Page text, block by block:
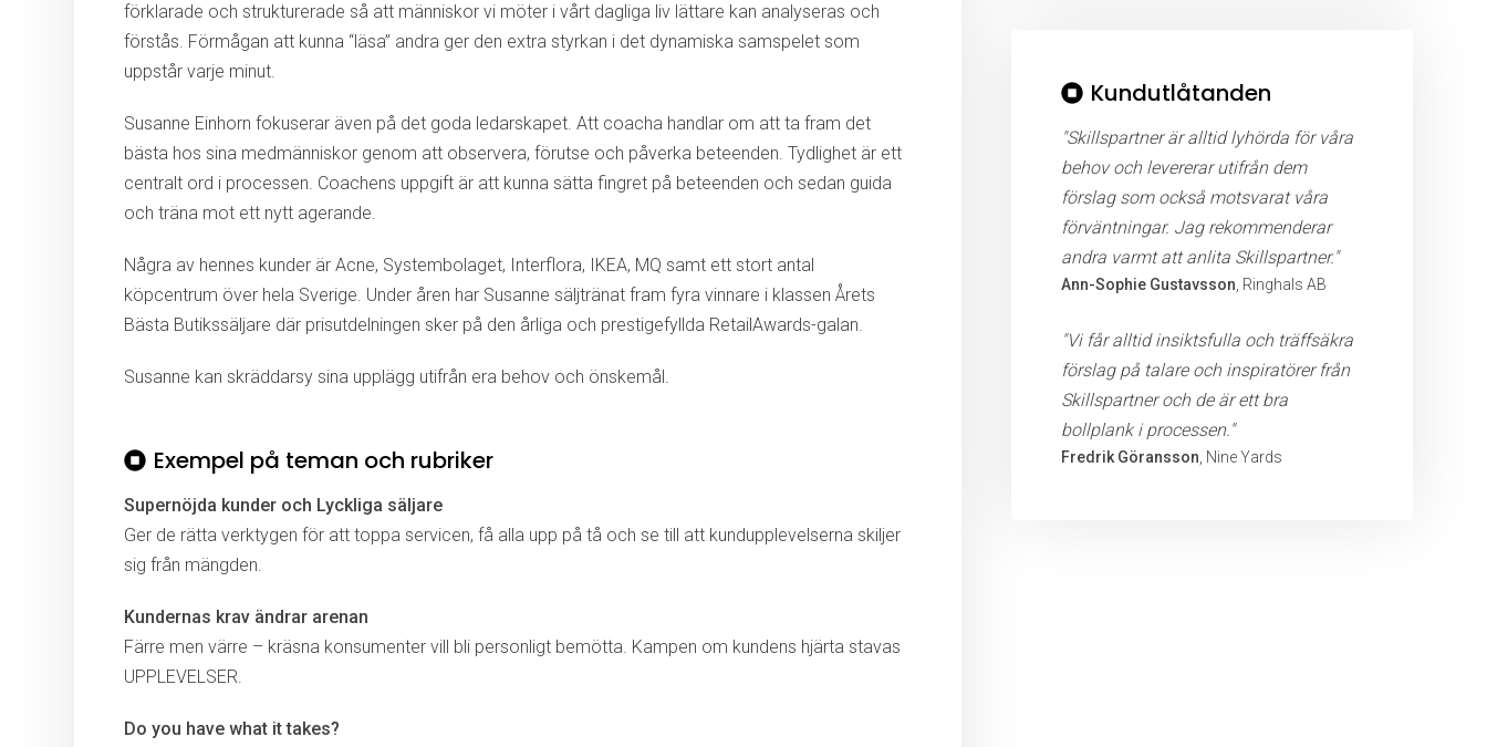
förklarade och strukturerade så att människor vi möter i vårt dagliga liv lättare kan analyseras och
förstås. Förmågan att kunna “läsa” andra ger den extra styrkan i det dynamiska samspelet som
uppstår varje minut.
Susanne Einhorn fokuserar även på det goda ledarskapet. Att coacha handlar om att ta fram det
bästa hos sina medmänniskor genom att observera, förutse och påverka beteenden. Tydlighet är ett
centralt ord i processen. Coachens uppgift är att kunna sätta fingret på beteenden och sedan guida
och träna mot ett nytt agerande.
Några av hennes kunder är Acne, Systembolaget, Interflora, IKEA, MQ samt ett stort antal
köpcentrum över hela Sverige. Under åren har Susanne säljtränat fram fyra vinnare i klassen Årets
Bästa Butikssäljare där prisutdelningen sker på den årliga och prestigefyllda RetailAwards-galan.
Susanne kan skräddarsy sina upplägg utifrån era behov och önskemål.
Exempel på teman och rubriker
Supernöjda kunder och Lyckliga säljare
Ger de rätta verktygen för att toppa servicen, få alla upp på tå och se till att kundupplevelserna skiljer
sig från mängden.
Kundernas krav ändrar arenan
Färre men värre – kräsna konsumenter vill bli personligt bemötta. Kampen om kundens hjärta stavas
UPPLEVELSER.
Do you have what it takes?
Kundutlåtanden
"Skillspartner är alltid lyhörda för våra
behov och levererar utifrån dem
förslag som också motsvarat våra
förväntningar. Jag rekommenderar
andra varmt att anlita Skillspartner."
Ann-Sophie Gustavsson , Ringhals AB
"Vi får alltid insiktsfulla och träffsäkra
förslag på talare och inspiratörer från
Skillspartner och de är ett bra
bollplank i processen."
Fredrik Göransson , Nine Yards